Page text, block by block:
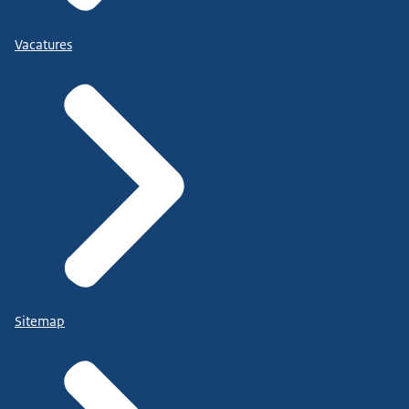
Vacatures
Sitemap